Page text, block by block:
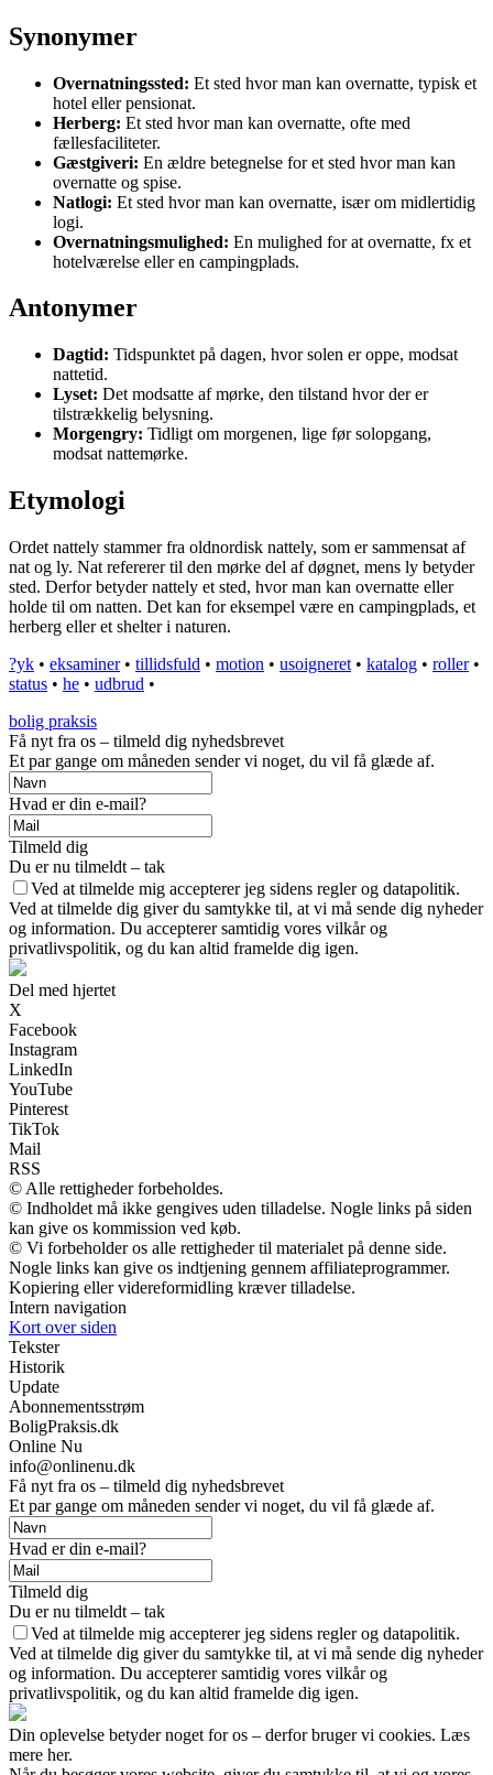
Synonymer
Overnatningssted: Et sted hvor man kan overnatte, typisk et
hotel eller pensionat.
Herberg: Et sted hvor man kan overnatte, ofte med
fællesfaciliteter.
Gæstgiveri: En ældre betegnelse for et sted hvor man kan
overnatte og spise.
Natlogi: Et sted hvor man kan overnatte, især om midlertidig
logi.
Overnatningsmulighed: En mulighed for at overnatte, fx et
hotelværelse eller en campingplads.
Antonymer
Dagtid: Tidspunktet på dagen, hvor solen er oppe, modsat
nattetid.
Lyset: Det modsatte af mørke, den tilstand hvor der er
tilstrækkelig belysning.
Morgengry: Tidligt om morgenen, lige før solopgang,
modsat nattemørke.
Etymologi
Ordet nattely stammer fra oldnordisk nattely, som er sammensat af
nat og ly. Nat refererer til den mørke del af døgnet, mens ly betyder
sted. Derfor betyder nattely et sted, hvor man kan overnatte eller
holde til om natten. Det kan for eksempel være en campingplads, et
herberg eller et shelter i naturen.
?yk • eksaminer• tillidsfuld • motion • usoigneret • katalog • roller•
status • he • udbrud •
bolig praksis
Få nyt fra os – tilmeld dig nyhedsbrevet
Et par gange om måneden sender vi noget, du vil få glæde af.
Hvad er din e-mail?
Tilmeld dig
Du er nu tilmeldt – tak
Ved at tilmelde mig accepterer jeg sidens regler og datapolitik.
Ved at tilmelde dig giver du samtykke til, at vi må sende dig nyheder
og information. Du accepterer samtidig vores vilkår og
privatlivspolitik, og du kan altid framelde dig igen.
Del med hjertet
X
Facebook
Instagram
LinkedIn
YouTube
Pinterest
TikTok
Mail
RSS
© Alle rettigheder forbeholdes.
© Indholdet må ikke gengives uden tilladelse. Nogle links på siden
kan give os kommission ved køb.
© Vi forbeholder os alle rettigheder til materialet på denne side.
Nogle links kan give os indtjening gennem affiliateprogrammer.
Kopiering eller videreformidling kræver tilladelse.
Intern navigation
Kort over siden
Tekster
Historik
Update
Abonnementsstrøm
BoligPraksis.dk
Online Nu
info@onlinenu.dk
Få nyt fra os – tilmeld dig nyhedsbrevet
Et par gange om måneden sender vi noget, du vil få glæde af.
Hvad er din e-mail?
Tilmeld dig
Du er nu tilmeldt – tak
Ved at tilmelde mig accepterer jeg sidens regler og datapolitik.
Ved at tilmelde dig giver du samtykke til, at vi må sende dig nyheder
og information. Du accepterer samtidig vores vilkår og
privatlivspolitik, og du kan altid framelde dig igen.
Din oplevelse betyder noget for os – derfor bruger vi cookies. Læs
mere her.